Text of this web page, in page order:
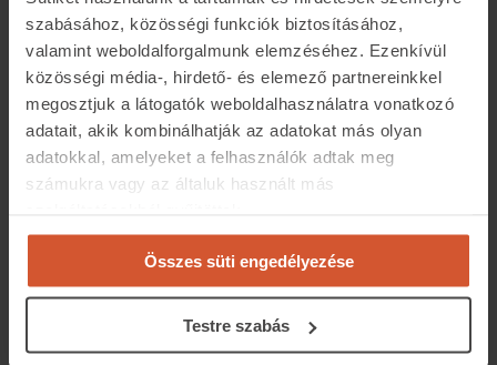
szabásához, közösségi funkciók biztosításához,
valamint weboldalforgalmunk elemzéséhez. Ezenkívül
közösségi média-, hirdető- és elemező partnereinkkel
megosztjuk a látogatók weboldalhasználatra vonatkozó
adatait, akik kombinálhatják az adatokat más olyan
adatokkal, amelyeket a felhasználók adtak meg
számukra vagy az általuk használt más
Összes süti engedélyezése
Testre szabás
A 2023-as ingatlan.com konferenciáról még több
információtittolvashatsz.
Megosztás:
Kapcsolódó cikkek